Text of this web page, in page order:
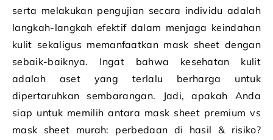
serta melakukan pengujian secara individu adalah
langkah-langkah efektif dalam menjaga keindahan
kulit sekaligus memanfaatkan mask sheet dengan
sebaik-baiknya. Ingat bahwa kesehatan kulit
adalah aset yang terlalu berharga untuk
dipertaruhkan sembarangan. Jadi, apakah Anda
siap untuk memilih antara mask sheet premium vs
mask sheet murah: perbedaan di hasil & risiko?